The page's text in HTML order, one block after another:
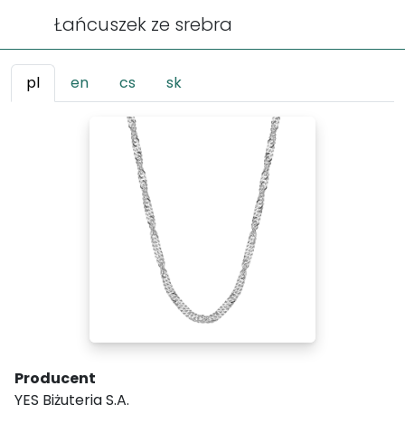
Łańcuszek ze srebra
pl en cs sk
Producent
YES Biżuteria S.A.